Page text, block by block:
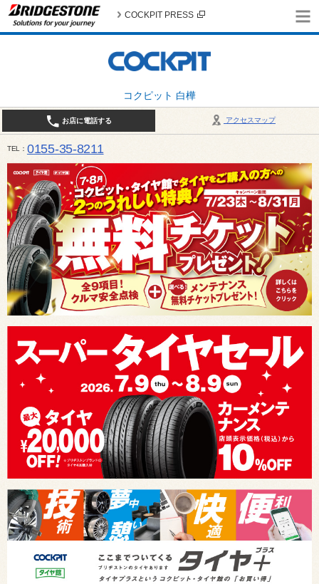
コクピット 白樺
COCKPIT PRESS
アクセスマップ
お店に電話する
TEL 0155-35-8211
10:00～18:30 （作業受付17:30最終） / 定休日：7月定休日 1日、7日、8日、14日、15日、21